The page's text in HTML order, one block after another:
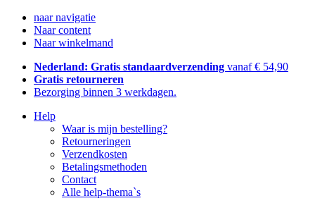
naar navigatie
Naar content
Naar winkelmand
Nederland: Gratis standaardverzending vanaf € 54,90
Gratis retourneren
Bezorging binnen 3 werkdagen.
Help
Waar is mijn bestelling?
Retourneringen
Verzendkosten
Betalingsmethoden
Contact
Alle help-thema`s